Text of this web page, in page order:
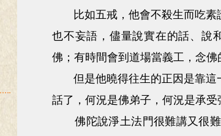
比如五戒，他會不殺生而吃素
也不妄語，儘量說實在的話、說
佛；有時間會到道場當義工，念佛
但是他曉得往生的正因是靠這
話了，何況是佛弟子，何況是承受
佛陀說淨土法門很難講又很難